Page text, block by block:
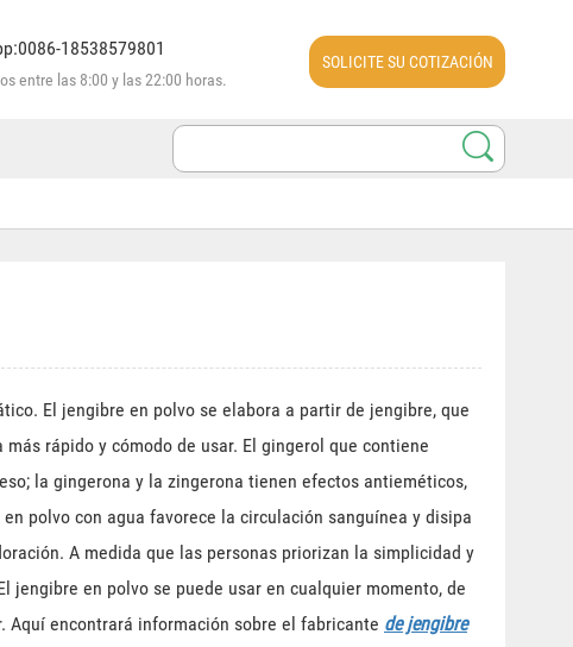
SOLICITE SU COTIZACIÓN
18538579801
entre las 8:00 y las 22:00 horas.
El jengibre en polvo se elabora a partir de jengibre, que
rápido y cómodo de usar. El gingerol que contiene
la gingerona y la zingerona tienen efectos antieméticos,
polvo con agua favorece la circulación sanguínea y disipa
A medida que las personas priorizan la simplicidad y
jengibre en polvo se puede usar en cualquier momento, de
Aquí encontrará información sobre el fabricante de jengibre